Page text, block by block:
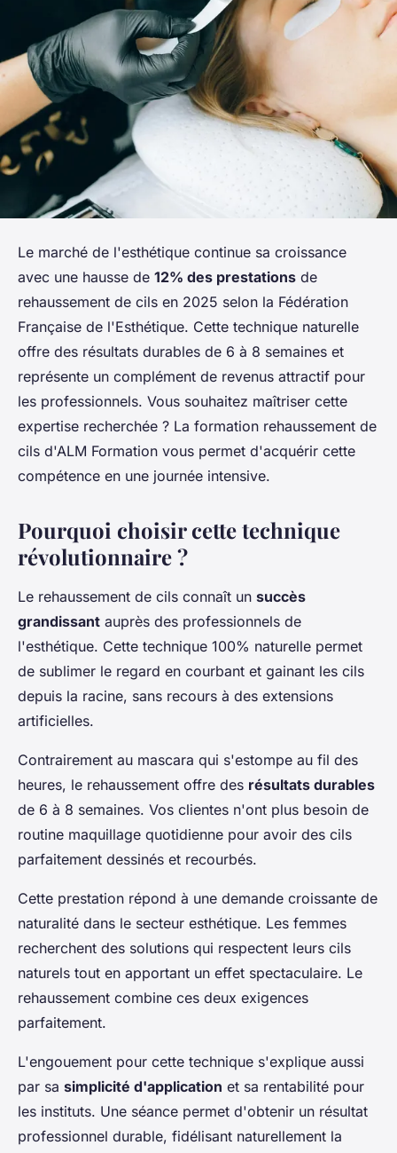
Le marché de l'esthétique continue sa croissance
avec une hausse de 12% des prestations de
rehaussement de cils en 2025 selon la Fédération
Française de l'Esthétique. Cette technique naturelle
offre des résultats durables de 6 à 8 semaines et
représente un complément de revenus attractif pour
les professionnels. Vous souhaitez maîtriser cette
expertise recherchée ? La formation rehaussement de
cils d'ALM Formation vous permet d'acquérir cette
compétence en une journée intensive.
Pourquoi choisir cette technique
révolutionnaire ?
Le rehaussement de cils connaît un succès
grandissant auprès des professionnels de
l'esthétique. Cette technique 100% naturelle permet
de sublimer le regard en courbant et gainant les cils
depuis la racine, sans recours à des extensions
artificielles.
Contrairement au mascara qui s'estompe au fil des
heures, le rehaussement offre des résultats durables
de 6 à 8 semaines. Vos clientes n'ont plus besoin de
routine maquillage quotidienne pour avoir des cils
parfaitement dessinés et recourbés.
Cette prestation répond à une demande croissante de
naturalité dans le secteur esthétique. Les femmes
recherchent des solutions qui respectent leurs cils
naturels tout en apportant un effet spectaculaire. Le
rehaussement combine ces deux exigences
parfaitement.
L'engouement pour cette technique s'explique aussi
par sa simplicité d'application et sa rentabilité pour
les instituts. Une séance permet d'obtenir un résultat
professionnel durable, fidélisant naturellement la